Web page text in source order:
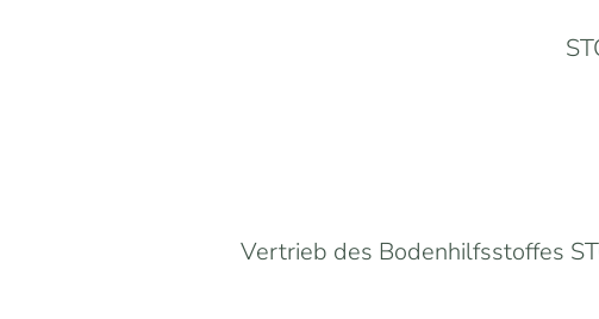
Vertrieb des Bodenhilfsstoffes